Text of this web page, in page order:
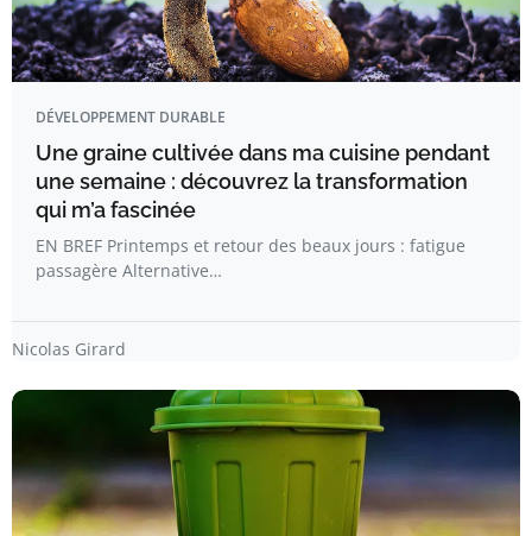
DÉVELOPPEMENT DURABLE
Une graine cultivée dans ma cuisine pendant
une semaine : découvrez la transformation
qui m’a fascinée
EN BREF Printemps et retour des beaux jours : fatigue
passagère Alternative…
Nicolas Girard